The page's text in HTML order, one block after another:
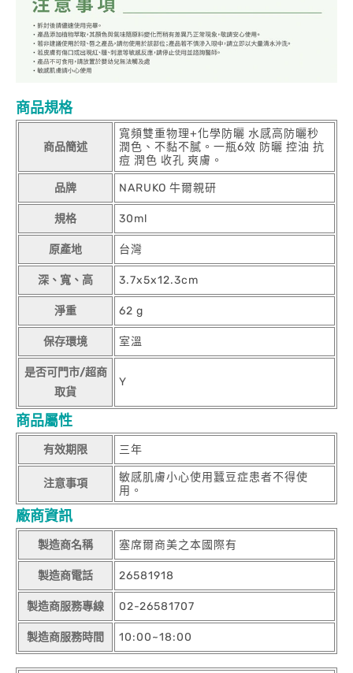
商品規格
商品簡述
寬頻雙重物理+化學防曬 水感高防曬秒
潤色、不黏不膩。一瓶6效 防曬 控油 抗
痘 潤色 收孔 爽膚。
品牌 NARUKO 牛爾親研
規格 30ml
原產地 台灣
深、寬、高 3.7x5x12.3cm
淨重 62 g
保存環境 室溫
是否可門市/超商
取貨
Y
商品屬性
有效期限 三年
注意事項
敏感肌膚小心使用蠶豆症患者不得使
用。
廠商資訊
製造商名稱 塞席爾商美之本國際有
製造商電話 26581918
製造商服務專線 02-26581707
製造商服務時間 10:00~18:00